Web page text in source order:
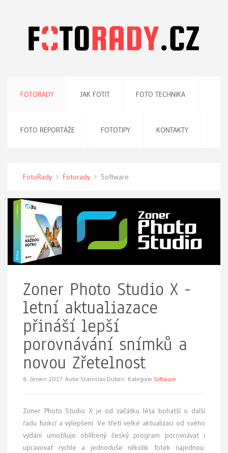
FOTORADY JAK FOTIT FOTO TECHNIKA
FOTO REPORTÁŽE FOTOTIPY KONTAKTY
FotoRady Fotorady Software
Zoner Photo Studio X -
letní aktualiazace
přináší lepší
porovnávání snímků a
novou Zřetelnost
8. červen 2017. Autor Stanislav Duben. Kategorie Software
Zoner Photo Studio X je od začátku léta bohatší o další
řadu funkcí a vylepšení. Ve třetí velké aktualizaci od svého
vydání umožňuje oblíbený český program porovnávat i
upravovat rychle a jednoduše několik fotek najednou.